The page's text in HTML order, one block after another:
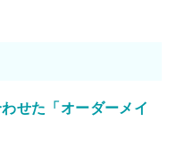
せた「オーダーメイ